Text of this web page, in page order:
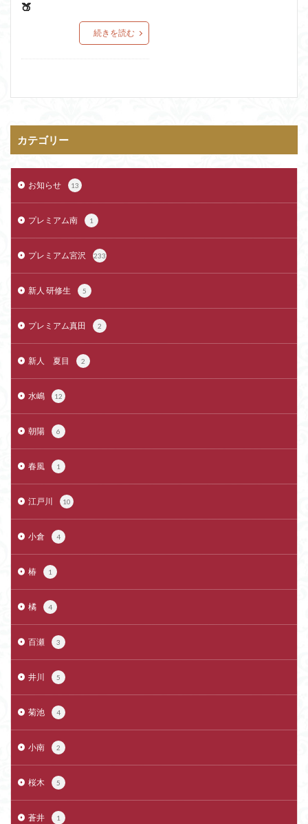
🍑
続きを読む
カテゴリー
お知らせ 13
プレミアム南 1
プレミアム宮沢 233
新人 研修生 5
プレミアム真田 2
新人 夏目 2
水嶋 12
朝陽 6
春風 1
江戸川 10
小倉 4
椿 1
橘 4
百瀬 3
井川 5
菊池 4
小南 2
桜木 5
蒼井 1